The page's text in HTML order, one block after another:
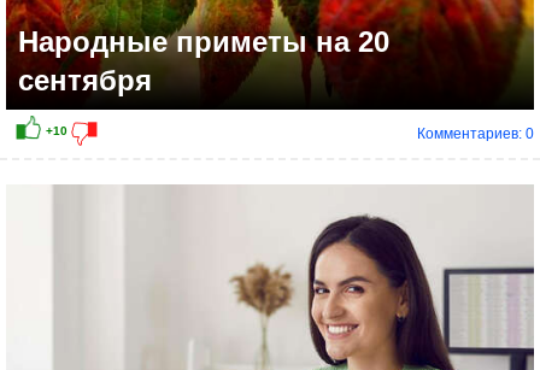
Народные приметы на 20
сентября
Комментариев: 0